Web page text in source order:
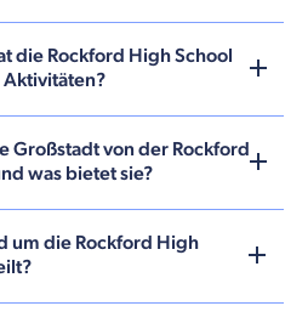
die Rockford High School
Großstadt von der Rockford
was bietet sie?
um die Rockford High